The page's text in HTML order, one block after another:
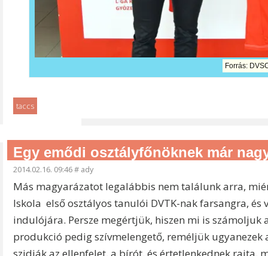
Forrás:
taccs
Egy emődi osztályfőnöknek már
2014.02.16. 09:46# ady
Más magyarázatot legalábbis nem találunk arra,
Iskola első osztályos tanulói DVTK-nak farsangra,
indulójára. Persze megértjük, hiszen mi is
produkció pedig szívmelengető, reméljük
szidják az ellenfelet, a bírót, és értetlenkednek rajta,